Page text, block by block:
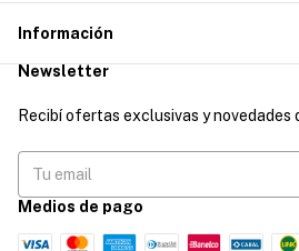
Información
Newsletter
Recibí ofertas exclusivas y novedades
Medios de pago